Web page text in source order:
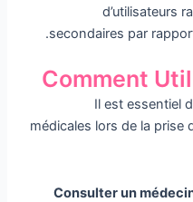
d’utilisateurs
secondaires par
Comment
Il est essentiel
médicales lors de la prise
Consulter un